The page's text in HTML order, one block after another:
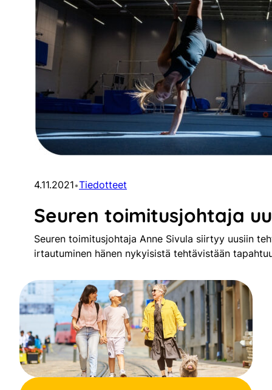
4.11.2021•Tiedotteet
Seuren toimitusjohtaja
Seuren toimitusjohtaja Anne Sivula siirtyy uusiin
irtautuminen hänen nykyisistä tehtävistään